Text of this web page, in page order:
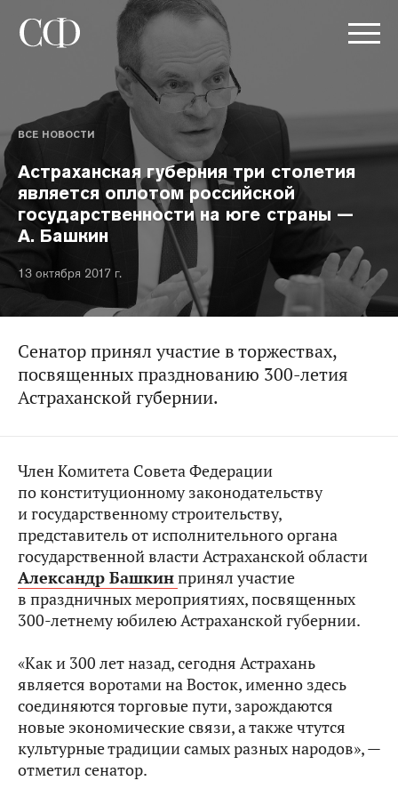
ВСЕ НОВОСТИ
Астраханская губерния три столетия
является оплотом российской
государственности на юге страны —
А. Башкин
13 октября 2017 г.
Сенатор принял участие в торжествах,
посвященных празднованию 300-летия
Астраханской губернии.
Член Комитета Совета Федерации
по конституционному законодательству
и государственному строительству,
представитель от исполнительного органа
государственной власти Астраханской области
Александр Башкинпринял участие
в праздничных мероприятиях, посвященных
300-летнему юбилею Астраханской губернии.
«Как и 300 лет назад, сегодня Астрахань
является воротами на Восток, именно здесь
соединяются торговые пути, зарождаются
новые экономические связи, а также чтутся
культурные традиции самых разных народов», —
отметил сенатор.